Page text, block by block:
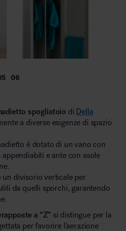
spogliatoio di Della
a diverse esigenze di spazio
è dotato di un vano con
e ante con asole
divisorio verticale per
da quelli sporchi, garantendo
a “Z” si distingue per la
per favorire l’aerazione